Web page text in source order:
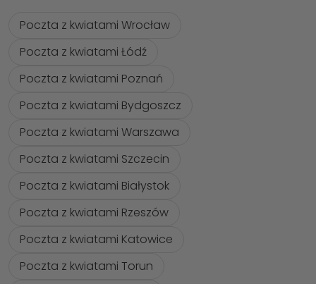
Poczta z kwiatami Wrocław
Poczta z kwiatami Łódź
Poczta z kwiatami Poznań
Poczta z kwiatami Bydgoszcz
Poczta z kwiatami Warszawa
Poczta z kwiatami Szczecin
Poczta z kwiatami Białystok
Poczta z kwiatami Rzeszów
Poczta z kwiatami Katowice
Poczta z kwiatami Torun